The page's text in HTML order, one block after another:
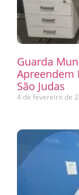
Guarda
Apreendem
São Judas
4 de fevereiro de